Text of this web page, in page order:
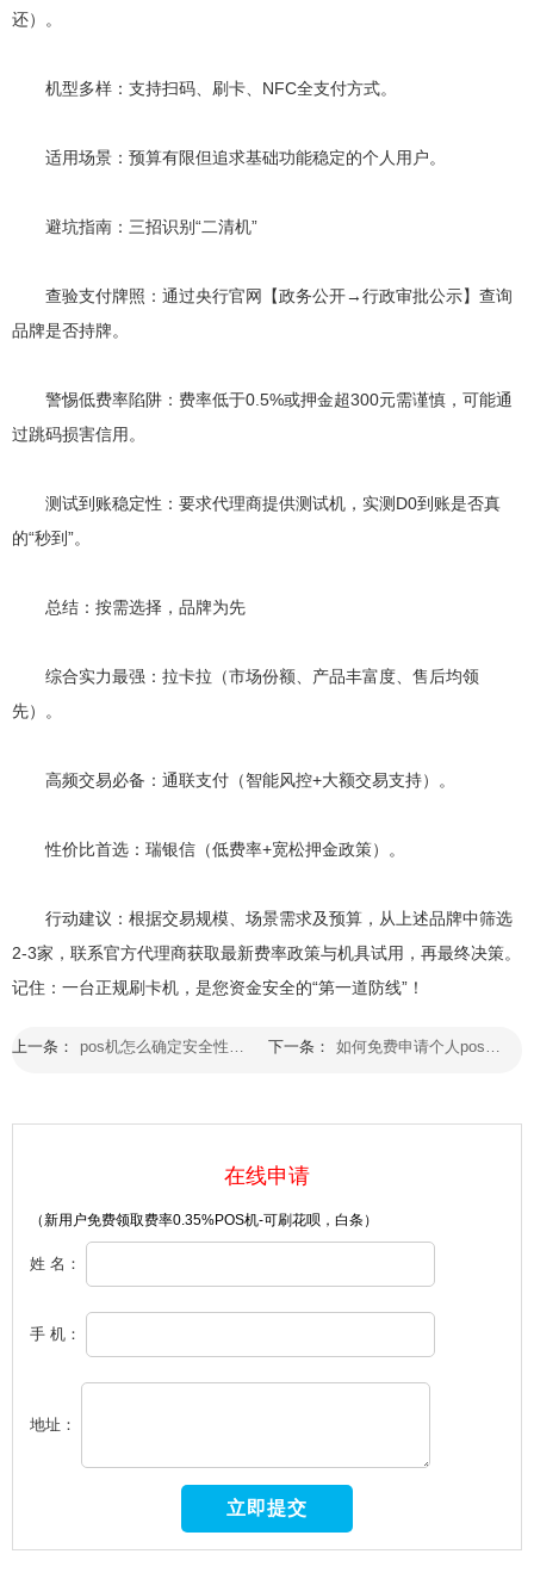
还）。
机型多样：支持扫码、刷卡、NFC全支付方式。
适用场景：预算有限但追求基础功能稳定的个人用户。
避坑指南：三招识别“二清机”
查验支付牌照：通过央行官网【政务公开→行政审批公示】查询
品牌是否持牌。
警惕低费率陷阱：费率低于0.5%或押金超300元需谨慎，可能通
过跳码损害信用。
测试到账稳定性：要求代理商提供测试机，实测D0到账是否真
的“秒到”。
总结：按需选择，品牌为先
综合实力最强：拉卡拉（市场份额、产品丰富度、售后均领
先）。
高频交易必备：通联支付（智能风控+大额交易支持）。
性价比首选：瑞银信（低费率+宽松押金政策）。
行动建议：根据交易规模、场景需求及预算，从上述品牌中筛选
2-3家，联系官方代理商获取最新费率政策与机具试用，再最终决策。
记住：一台正规刷卡机，是您资金安全的“第一道防线”！
上一条： 下一条：
在线申请
（新用户免费领取费率0.35%POS机-可刷花呗，白条）
姓 名：
手 机：
地址：